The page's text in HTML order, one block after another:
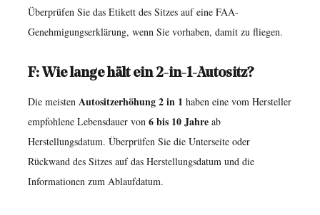
Überprüfen Sie das Etikett des Sitzes auf eine FAA-
Genehmigungserklärung, wenn Sie vorhaben, damit zu fliegen.
F: Wie lange hält ein 2-in-1-Autositz?
Die meisten Autositzerhöhung 2 in 1 haben eine vom Hersteller
empfohlene Lebensdauer von 6 bis 10 Jahre ab
Herstellungsdatum. Überprüfen Sie die Unterseite oder
Rückwand des Sitzes auf das Herstellungsdatum und die
Informationen zum Ablaufdatum.